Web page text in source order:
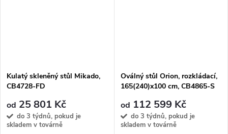
Kulatý skleněný stůl Mikado,
CB4728-FD
od 25 801 Kč
do 3 týdnů, pokud je
skladem v továrně
Oválný stůl Orion, rozkládací,
165(240)x100 cm, CB4865-S
od 112 599 Kč
do 3 týdnů, pokud je
skladem v továrně